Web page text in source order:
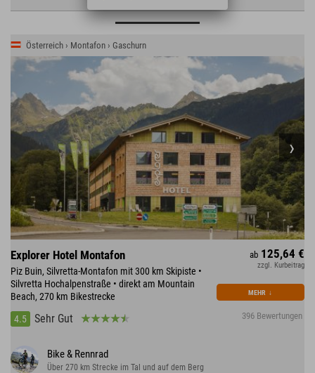
Österreich › Montafon › Gaschurn
Explorer Hotel Montafon
Piz Buin, Silvretta-Montafon mit 300 km Skipiste •
Silvretta Hochalpenstraße • direkt am Mountain
Beach, 270 km Bikestrecke
4.5
Sehr Gut 396 Bewertungen
ab 125,64 €
zzgl. Kurbeitrag
MEHR ↓
Bike & Rennrad
Über 270 km Strecke im Tal und auf dem Berg